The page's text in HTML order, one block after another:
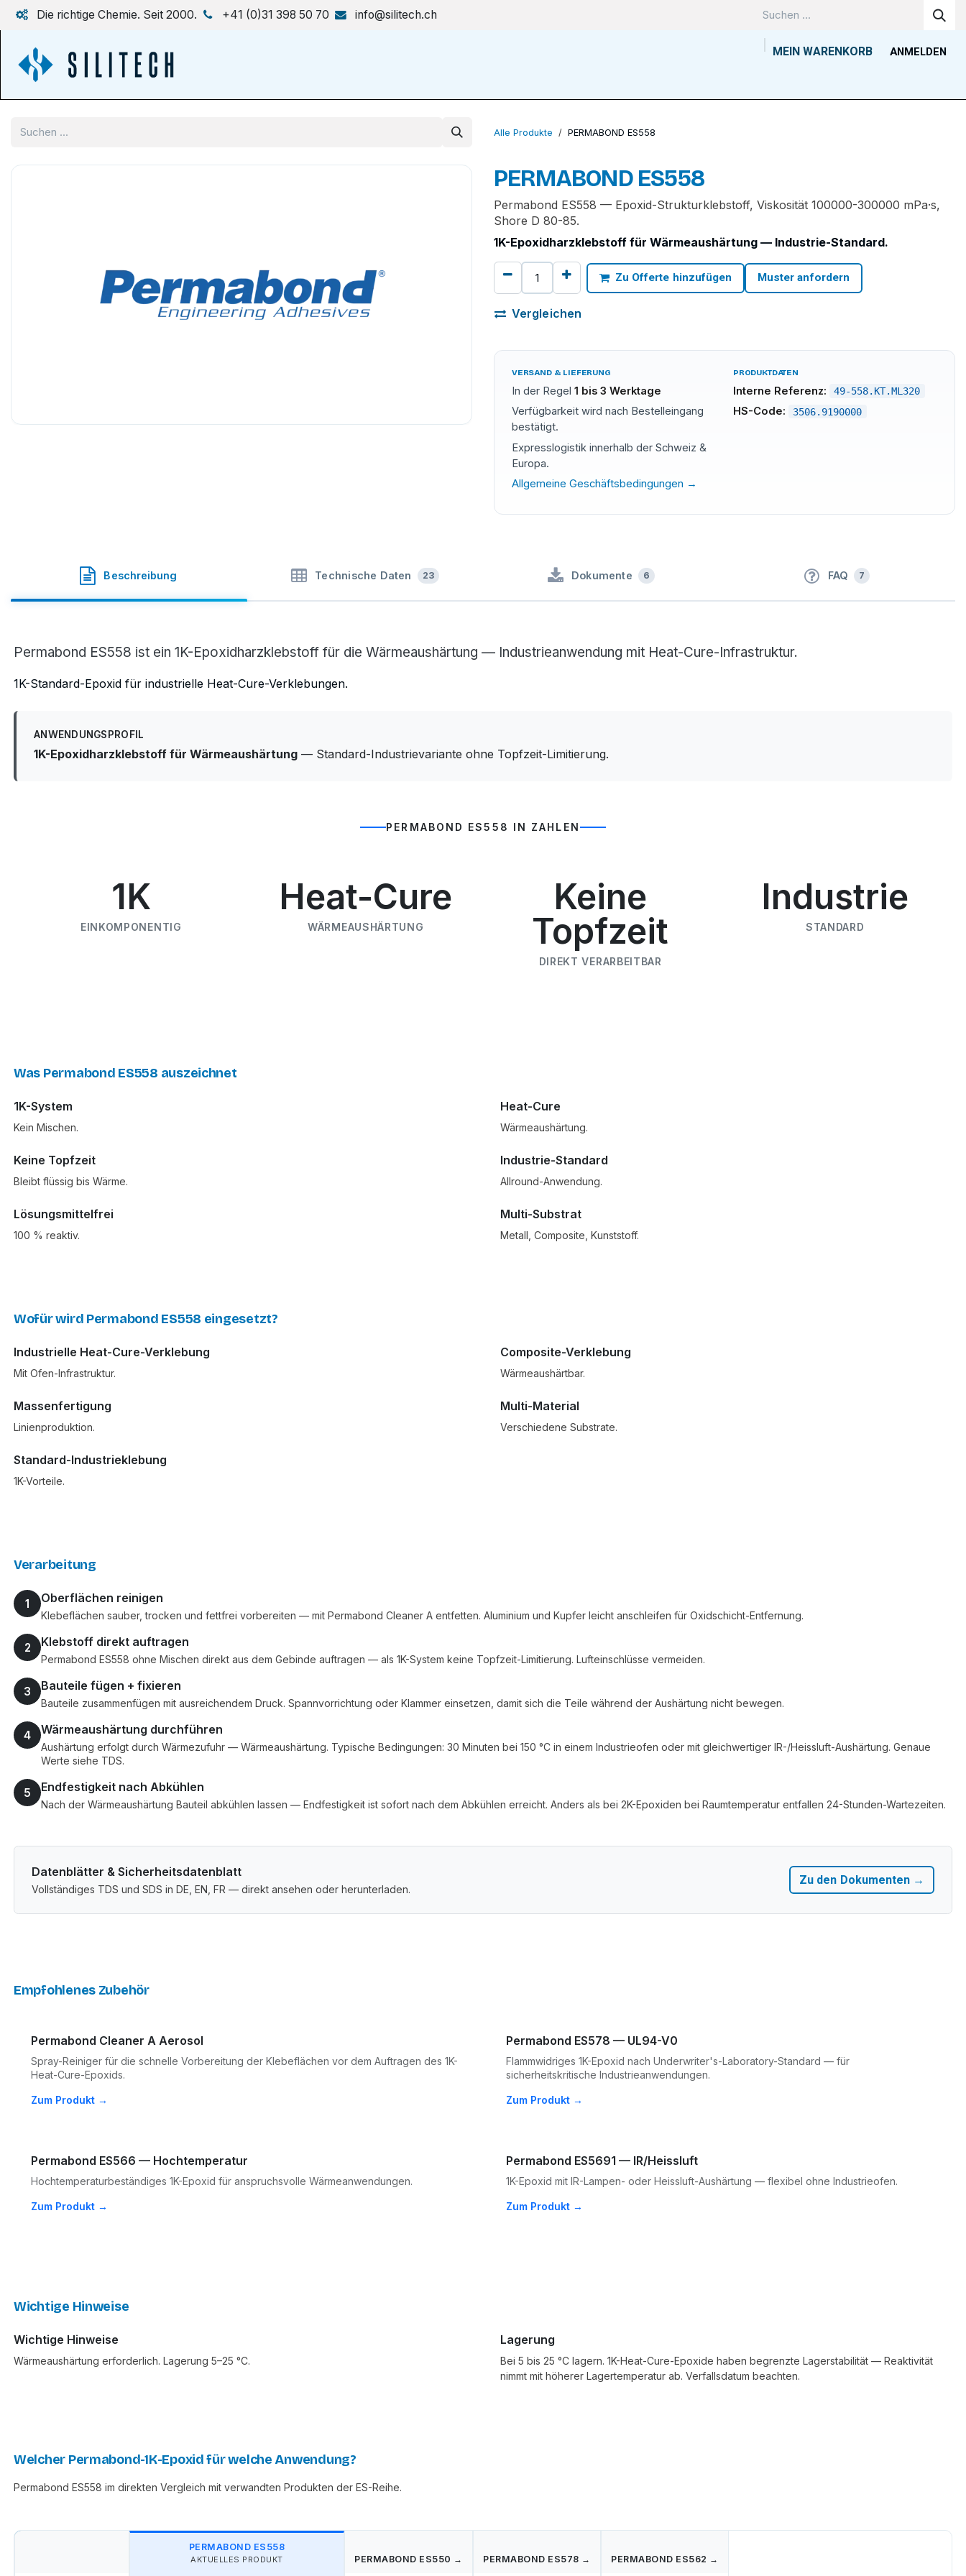
Zum Inhalt springen
Die richtige Chemie. Seit 2000. +41 (0)31 398 50 70 info@silitech.ch
MEIN WARENKORB ANMELDEN
Alle Produkte PERMABOND ES558
PERMABOND ES558
Permabond ES558 — Epoxid-Strukturklebstoff, Viskosität 100000-300000 mPa·s,
Shore D 80-85.
1K-Epoxidharzklebstoff für Wärmeaushärtung — Industrie-Standard.
Zu Offerte hinzufügen Muster anfordern
Vergleichen
VERSAND & LIEFERUNG
In der Regel 1 bis 3 Werktage
Verfügbarkeit wird nach Bestelleingang
bestätigt.
Expresslogistik innerhalb der Schweiz &
Europa.
Allgemeine Geschäftsbedingungen →
PRODUKTDATEN
Interne Referenz: 49-558.KT.ML320
HS-Code: 3506.9190000
Beschreibung Technische Daten 23 Dokumente 6 FAQ 7
Permabond ES558 ist ein 1K-Epoxidharzklebstoff für die Wärmeaushärtung — Industrieanwendung mit Heat-Cure-Infrastruktur.
1K-Standard-Epoxid für industrielle Heat-Cure-Verklebungen.
ANWENDUNGSPROFIL
1K-Epoxidharzklebstoff für Wärmeaushärtung — Standard-Industrievariante ohne Topfzeit-Limitierung.
PERMABOND ES558 IN ZAHLEN
1K
EINKOMPONENTIG
Heat-Cure
WÄRMEAUSHÄRTUNG
Keine
Topfzeit
DIREKT VERARBEITBAR
Industrie
STANDARD
Was Permabond ES558 auszeichnet
1K-System
Kein Mischen.
Heat-Cure
Wärmeaushärtung.
Keine Topfzeit
Bleibt flüssig bis Wärme.
Industrie-Standard
Allround-Anwendung.
Lösungsmittelfrei
100 % reaktiv.
Multi-Substrat
Metall, Composite, Kunststoff.
Wofür wird Permabond ES558 eingesetzt?
Industrielle Heat-Cure-Verklebung
Mit Ofen-Infrastruktur.
Composite-Verklebung
Wärmeaushärtbar.
Massenfertigung
Linienproduktion.
Multi-Material
Verschiedene Substrate.
Standard-Industrieklebung
1K-Vorteile.
Verarbeitung
1 Oberflächen reinigen
Klebeflächen sauber, trocken und fettfrei vorbereiten — mit Permabond Cleaner A entfetten. Aluminium und Kupfer leicht anschleifen für Oxidschicht-Entfernung.
2 Klebstoff direkt auftragen
Permabond ES558 ohne Mischen direkt aus dem Gebinde auftragen — als 1K-System keine Topfzeit-Limitierung. Lufteinschlüsse vermeiden.
3 Bauteile fügen + fixieren
Bauteile zusammenfügen mit ausreichendem Druck. Spannvorrichtung oder Klammer einsetzen, damit sich die Teile während der Aushärtung nicht bewegen.
4 Wärmeaushärtung durchführen
Aushärtung erfolgt durch Wärmezufuhr — Wärmeaushärtung. Typische Bedingungen: 30 Minuten bei 150 °C in einem Industrieofen oder mit gleichwertiger IR-/Heissluft-Aushärtung. Genaue
Werte siehe TDS.
5 Endfestigkeit nach Abkühlen
Nach der Wärmeaushärtung Bauteil abkühlen lassen — Endfestigkeit ist sofort nach dem Abkühlen erreicht. Anders als bei 2K-Epoxiden bei Raumtemperatur entfallen 24-Stunden-Wartezeiten.
Datenblätter & Sicherheitsdatenblatt
Vollständiges TDS und SDS in DE, EN, FR — direkt ansehen oder herunterladen.
Zu den Dokumenten →
Empfohlenes Zubehör
Permabond Cleaner A Aerosol
Spray-Reiniger für die schnelle Vorbereitung der Klebeflächen vor dem Auftragen des 1K-
Heat-Cure-Epoxids.
Zum Produkt →
Permabond ES578 — UL94-V0
Flammwidriges 1K-Epoxid nach Underwriter's-Laboratory-Standard — für
sicherheitskritische Industrieanwendungen.
Zum Produkt →
Permabond ES566 — Hochtemperatur
Hochtemperaturbeständiges 1K-Epoxid für anspruchsvolle Wärmeanwendungen.
Zum Produkt →
Permabond ES5691 — IR/Heissluft
1K-Epoxid mit IR-Lampen- oder Heissluft-Aushärtung — flexibel ohne Industrieofen.
Zum Produkt →
Wichtige Hinweise
Wichtige Hinweise
Wärmeaushärtung erforderlich. Lagerung 5–25 °C.
Lagerung
Bei 5 bis 25 °C lagern. 1K-Heat-Cure-Epoxide haben begrenzte Lagerstabilität — Reaktivität
nimmt mit höherer Lagertemperatur ab. Verfallsdatum beachten.
Welcher Permabond-1K-Epoxid für welche Anwendung?
Permabond ES558 im direkten Vergleich mit verwandten Produkten der ES-Reihe.
PERMABOND ES558
AKTUELLES PRODUKT PERMABOND ES550 → PERMABOND ES578 → PERMABOND ES562 →